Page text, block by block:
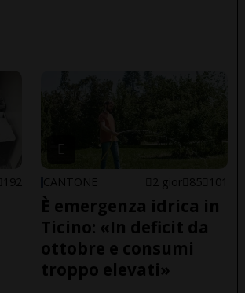
192 CANTONE 2 gior 85 101
È emergenza idrica in
Ticino: «In deficit da
ottobre e consumi
troppo elevati»